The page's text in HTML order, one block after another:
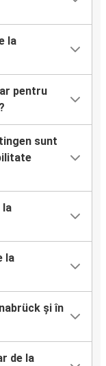
la
pentru
sunt
la
la
și în
de la